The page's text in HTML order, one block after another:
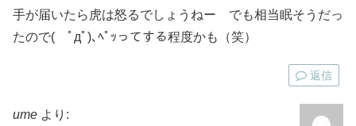
手が届いたら虎は怒るでしょうねー でも相当眠そうだっ
たので( ﾟдﾟ)､ﾍﾟｯってする程度かも（笑）
返信
ume より: